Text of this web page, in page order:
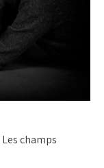
Les champs